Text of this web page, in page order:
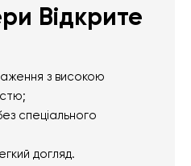
Відкрите
з високою
спеціального
догляд.